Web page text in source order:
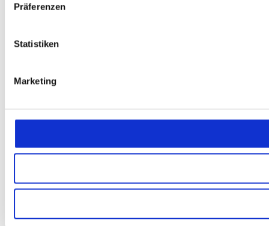
Präferenzen
Statistiken
Marketing